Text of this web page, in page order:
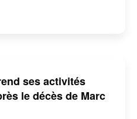
ses activités
le décès de Marc